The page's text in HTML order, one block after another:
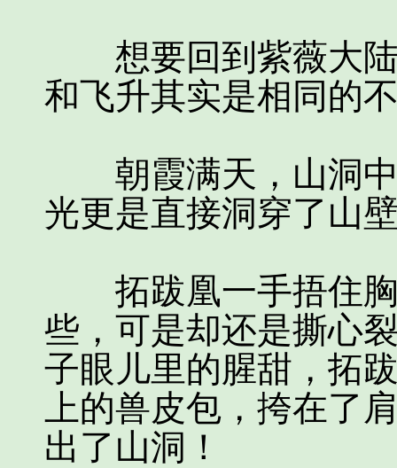
想要回到紫薇大陆
和飞升其实是相同的
朝霞满天，山洞中
光更是直接洞穿了山
拓跋凰一手捂住胸
些，可是却还是撕心
子眼儿里的腥甜，拓
上的兽皮包，挎在了
出了山洞！